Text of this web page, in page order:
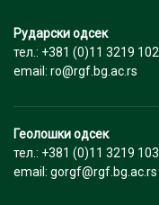
Рударски одсек
тел.: +381 (0)11 3219 102
email: ro@rgf.bg.ac.rs
Геолошки одсек
тел.: +381 (0)11 3219 103
email: gorgf@rgf.bg.ac.rs